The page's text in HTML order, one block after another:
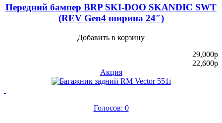
Передний бампер BRP SKI-DOO SKANDIC SWT
(REV Gen4 ширина 24″)
Добавить в корзину
29,000p
22,600p
Акция
Голосов: 0